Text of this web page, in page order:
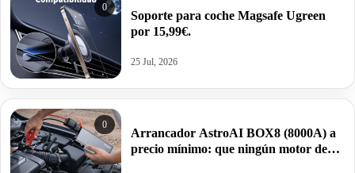
0
Soporte para coche Magsafe Ugreen
por 15,99€.
25 Jul, 2026
0
Arrancador AstroAI BOX8 (8000A) a
precio mínimo: que ningún motor de